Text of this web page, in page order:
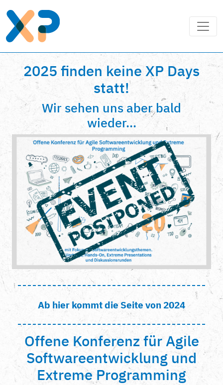
2025 finden keine XP Days
statt!
Wir sehen uns aber bald
wieder...
Ab hier kommt die Seite von 2024
Offene Konferenz für Agile
Softwareentwicklung und
Extreme Programming